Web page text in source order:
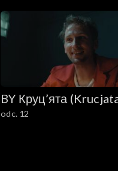
BY Круц’ята
odc. 12